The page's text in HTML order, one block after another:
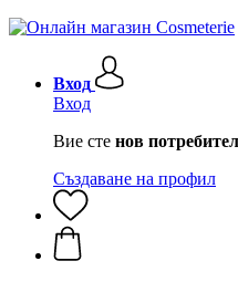
Вход
Вход
Вие сте нов
Създаване на профил